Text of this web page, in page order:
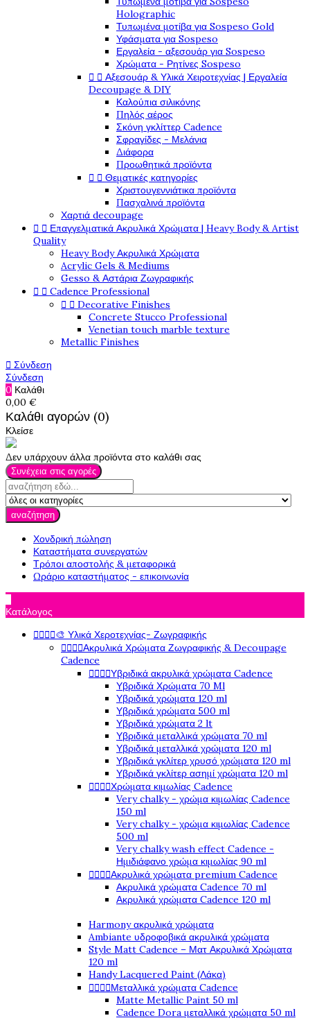
Holographic
Τυπωμένα μοτίβα για Sospeso Gold
Υφάσματα για Sospeso
Εργαλεία - αξεσουάρ για Sospeso
Χρώματα - Ρητίνες Sospeso
  Αξεσουάρ & Υλικά Χειροτεχνίας | Εργαλεία
Decoupage & DIY
Καλούπια σιλικόνης
Πηλός αέρος
Σκόνη γκλίττερ Cadence
Σφραγίδες - Μελάνια
Διάφορα
Προωθητικά προϊόντα
  Θεματικές κατηγορίες
Χριστουγεννιάτικα προϊόντα
Πασχαλινά προϊόντα
Χαρτιά decoupage
  Επαγγελματικά Ακρυλικά Χρώματα | Heavy Body & Artist
Quality
Heavy Body Ακρυλικά Χρώματα
Acrylic Gels & Mediums
Gesso & Αστάρια Ζωγραφικής
  Cadence Professional
  Decorative Finishes
Concrete Stucco Professional
Venetian touch marble texture
Metallic Finishes
 Σύνδεση
Σύνδεση
0 Καλάθι
0,00 €
Καλάθι αγορών (0)
Κλείσε
Δεν υπάρχουν άλλα προϊόντα στο καλάθι σας
Συνέχεια στις αγορές
αναζήτηση
Χονδρική πώληση
Καταστήματα συνεργατών
Τρόποι αποστολής & μεταφορικά
Ωράριο καταστήματος - επικοινωνία
Κατάλογος
   🎨 Υλικά Χεροτεχνίας- Ζωγραφικής
   Ακρυλικά Χρώματα Ζωγραφικής & Decoupage
Cadence
   Υβριδικά ακρυλικά χρώματα Cadence
Υβριδικά Χρώματα 70 Ml
Υβριδικά χρώματα 120 ml
Υβριδικά χρώματα 500 ml
Υβριδικά χρώματα 2 lt
Υβριδικά μεταλλικά χρώματα 70 ml
Υβριδικά μεταλλικά χρώματα 120 ml
Υβριδικά γκλίτερ χρυσό χρώματα 120 ml
Υβριδικά γκλίτερ ασημί χρώματα 120 ml
   Χρώματα κιμωλίας Cadence
Very chalky - χρώμα κιμωλίας Cadence
150 ml
Very chalky - χρώμα κιμωλίας Cadence
500 ml
Very chalky wash effect Cadence -
Ημιδιάφανο χρώμα κιμωλίας 90 ml
   Ακρυλικά χρώματα premium Cadence
Ακρυλικά χρώματα Cadence 70 ml
Ακρυλικά χρώματα Cadence 120 ml
Harmony ακρυλικά χρώματα
Ambiante υδροφοβικά ακρυλικά χρώματα
Style Matt Cadence – Ματ Ακρυλικά Χρώματα
120 ml
Handy Lacquered Paint (Λάκα)
   Μεταλλικά χρώματα Cadence
Matte Metallic Paint 50 ml
Cadence Dora μεταλλικά χρώματα 50 ml